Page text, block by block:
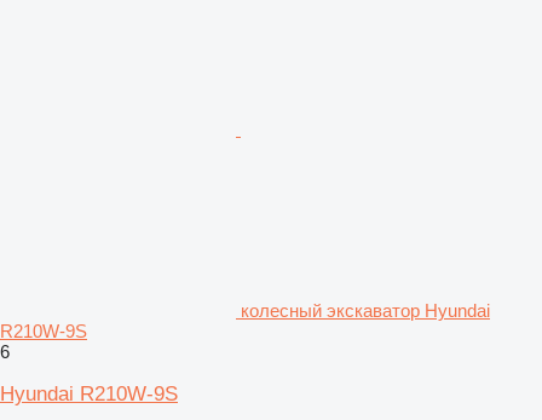
колесный экскаватор Hyundai
R210W-9S
6
Hyundai R210W-9S